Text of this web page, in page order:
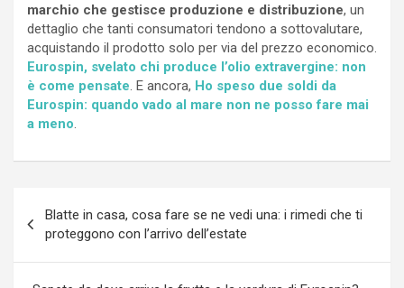
marchio che gestisce produzione e distribuzione, un
dettaglio che tanti consumatori tendono a sottovalutare,
acquistando il prodotto solo per via del prezzo economico.
Eurospin, svelato chi produce l’olio extravergine: non
è come pensate. E ancora, Ho speso due soldi da
Eurospin: quando vado al mare non ne posso fare mai
a meno.
articoli
Blatte in casa, cosa fare se ne vedi una: i rimedi che ti
proteggono con l’arrivo dell’estate